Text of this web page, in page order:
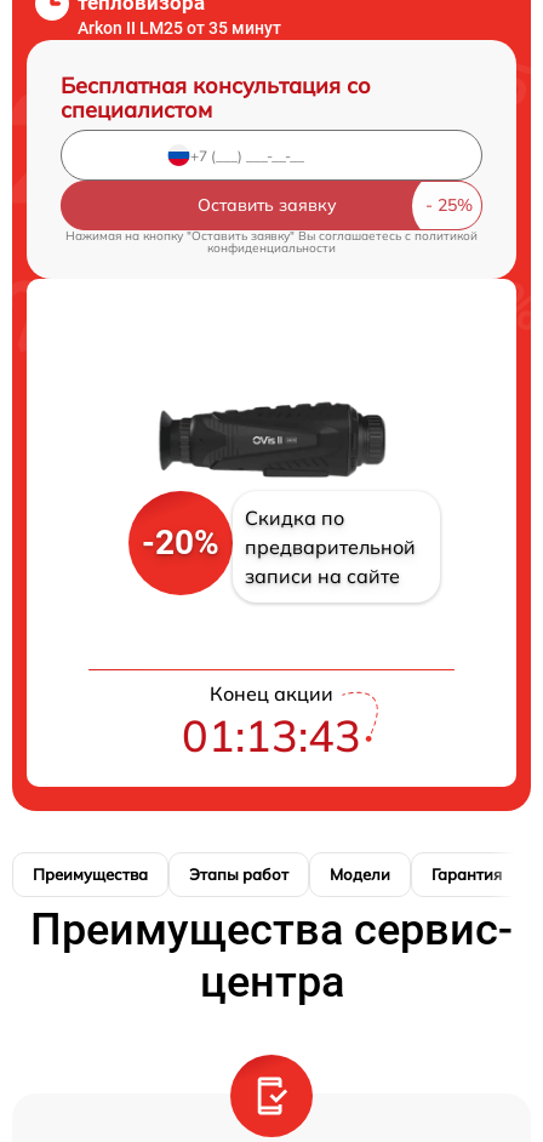
Arkon II LM25 от 35 минут
Бесплатная консультация со
специалистом
Оставить заявку
Нажимая на кнопку "Оставить заявку" Вы соглашаетесь c политикой
конфиденциальности
-20%
Скидка по
предварительной
записи на сайте
Конец акции
01:13:42
Преимущества Этапы работ Модели Гарантия
Преимущества сервис-
центра